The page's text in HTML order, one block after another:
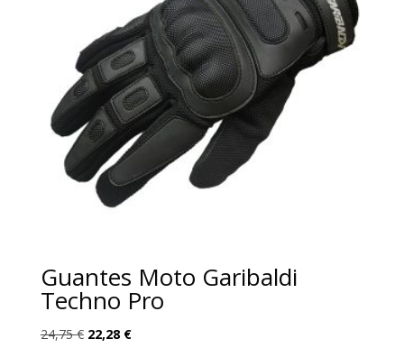
Guantes Moto Garibaldi
Techno Pro
24,75€ El
22,28 €El